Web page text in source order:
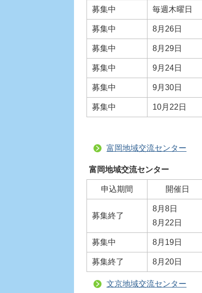
募集中 毎週木曜日
募集中 8月26日
募集中 8月29日
募集中 9月24日
募集中 9月30日
募集中 10月22日
富岡地域交流センター
富岡地域交流センター
申込期間 開催日
募集終了
8月8日
8月22日
募集中 8月19日
募集終了 8月20日
文京地域交流センター